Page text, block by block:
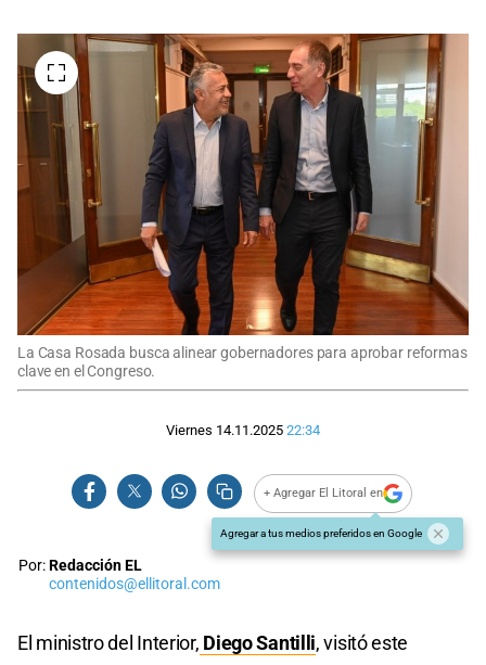
La Casa Rosada busca alinear gobernadores para aprobar reformas
clave en el Congreso.
Viernes 14.11.2025 22:34
+ Agregar El Litoral en
Agregar a tus medios preferidos en Google
Por:Redacción EL
contenidos@ellitoral.com
El ministro del Interior, Diego Santilli, visitó este